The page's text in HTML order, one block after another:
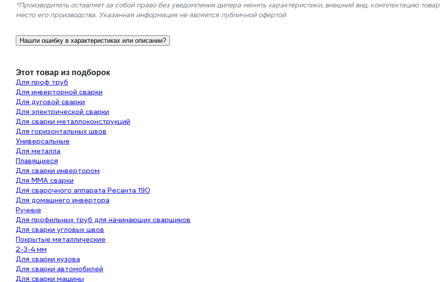
*Производитель оставляет за собой право без уведомления дилера менять характеристики, внешний вид, комплектацию
место его производства. Указанная информация не является публичной офертой
Нашли ошибку в характеристиках или описании?
Этот товар из подборок
Для проф труб
Для инверторной сварки
Для дуговой сварки
Для электрической сварки
Для сварки металлоконструкций
Для горизонтальных швов
Универсальные
Для металла
Плавящиеся
Для сварки инвертором
Для ММА сварки
Для сварочного аппарата Ресанта 190
Для домашнего инвертора
Ручные
Для профильных труб для начинающих сварщиков
Для сварки угловых швов
Покрытые металлические
2-3-4 мм
Для сварки кузова
Для сварки автомобилей
Для сварки машины